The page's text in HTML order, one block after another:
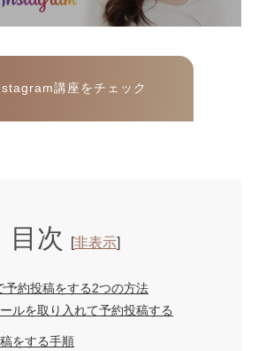
講座をチェック
目次 [非表示]
予約投稿をする2つの方法
ルを取り入れて予約投稿する
をする手順